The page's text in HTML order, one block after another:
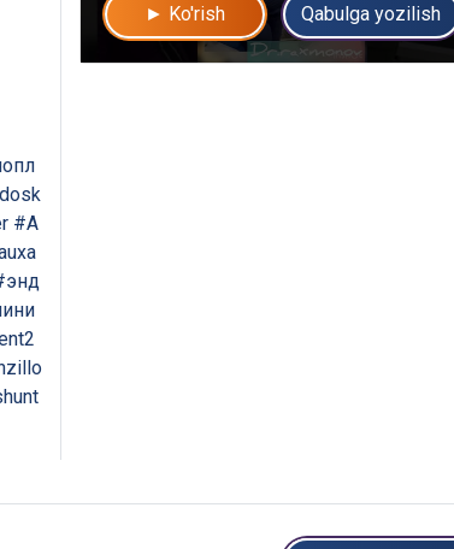
#A
► Ko'rish Qabulga yozilish